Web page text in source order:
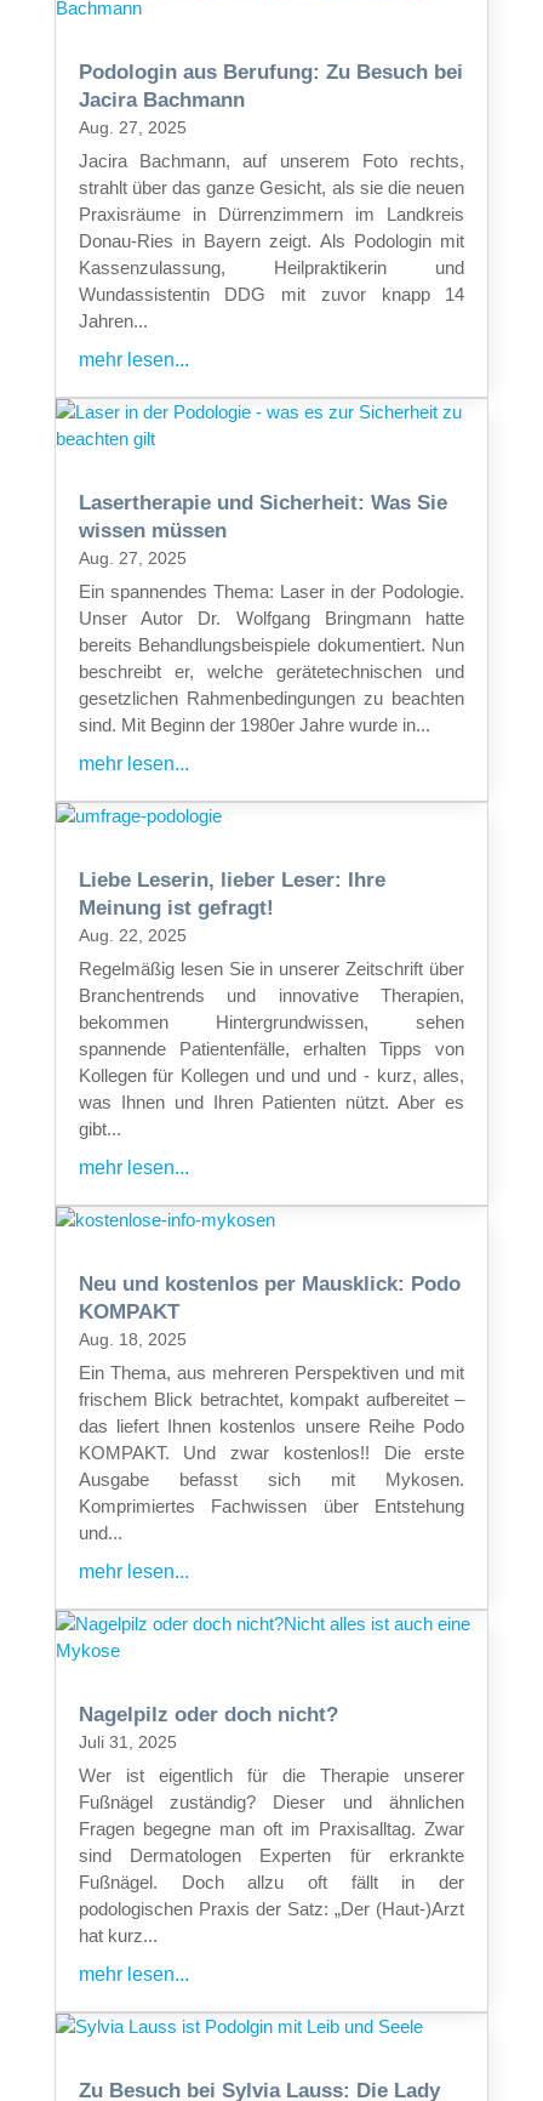
Podologin aus Berufung: Zu Besuch bei
Jacira Bachmann
Aug. 27, 2025
Jacira Bachmann, auf unserem Foto rechts,
strahlt über das ganze Gesicht, als sie die neuen
Praxisräume in Dürrenzimmern im Landkreis
Donau-Ries in Bayern zeigt. Als Podologin mit
Kassenzulassung, Heilpraktikerin und
Wundassistentin DDG mit zuvor knapp 14
Jahren...
mehr lesen...
Lasertherapie und Sicherheit: Was Sie
wissen müssen
Aug. 27, 2025
Ein spannendes Thema: Laser in der Podologie.
Unser Autor Dr. Wolfgang Bringmann hatte
bereits Behandlungsbeispiele dokumentiert. Nun
beschreibt er, welche gerätetechnischen und
gesetzlichen Rahmenbedingungen zu beachten
sind. Mit Beginn der 1980er Jahre wurde in...
mehr lesen...
Liebe Leserin, lieber Leser: Ihre
Meinung ist gefragt!
Aug. 22, 2025
Regelmäßig lesen Sie in unserer Zeitschrift über
Branchentrends und innovative Therapien,
bekommen Hintergrundwissen, sehen
spannende Patientenfälle, erhalten Tipps von
Kollegen für Kollegen und und und - kurz, alles,
was Ihnen und Ihren Patienten nützt. Aber es
gibt...
mehr lesen...
Neu und kostenlos per Mausklick: Podo
KOMPAKT
Aug. 18, 2025
Ein Thema, aus mehreren Perspektiven und mit
frischem Blick betrachtet, kompakt aufbereitet –
das liefert Ihnen kostenlos unsere Reihe Podo
KOMPAKT. Und zwar kostenlos!! Die erste
Ausgabe befasst sich mit Mykosen.
Komprimiertes Fachwissen über Entstehung
und...
mehr lesen...
Nagelpilz oder doch nicht?
Juli 31, 2025
Wer ist eigentlich für die Therapie unserer
Fußnägel zuständig? Dieser und ähnlichen
Fragen begegne man oft im Praxisalltag. Zwar
sind Dermatologen Experten für erkrankte
Fußnägel. Doch allzu oft fällt in der
podologischen Praxis der Satz: „Der (Haut-)Arzt
hat kurz...
mehr lesen...
Zu Besuch bei Sylvia Lauss: Die Lady